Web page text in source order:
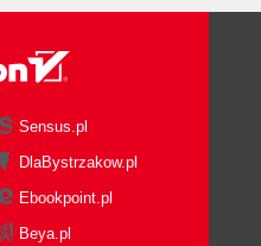
Sensus.pl
DlaBystrzakow.pl
Ebookpoint.pl
Beya.pl